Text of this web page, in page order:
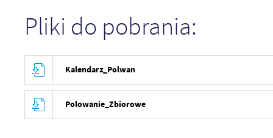
Pliki do pobrania:
Kalendarz_Polwan
Polowanie_Zbiorowe